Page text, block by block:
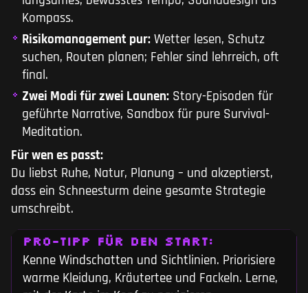
Kompass.
Risikomanagement pur: Wetter lesen, Schutz
suchen, Routen planen; Fehler sind lehrreich, oft
final.
Zwei Modi für zwei Launen: Story-Episoden für
geführte Narrative, Sandbox für pure Survival-
Meditation.
Für wen es passt:
Du liebst Ruhe, Natur, Planung – und akzeptierst,
dass ein Schneesturm deine gesamte Strategie
umschreibt.
PRO-TIPP FÜR DEN START:
Kenne Windschatten und Sichtlinien. Priorisiere
warme Kleidung, Kräutertee und Fackeln. Lerne,